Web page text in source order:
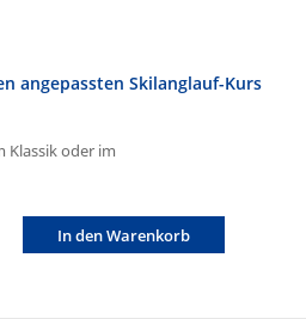
angepassten Skilanglauf-Kurs
Klassik oder im
In den Warenkorb